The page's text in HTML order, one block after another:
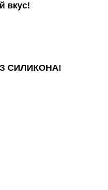
вкус!
СИЛИКОНА!